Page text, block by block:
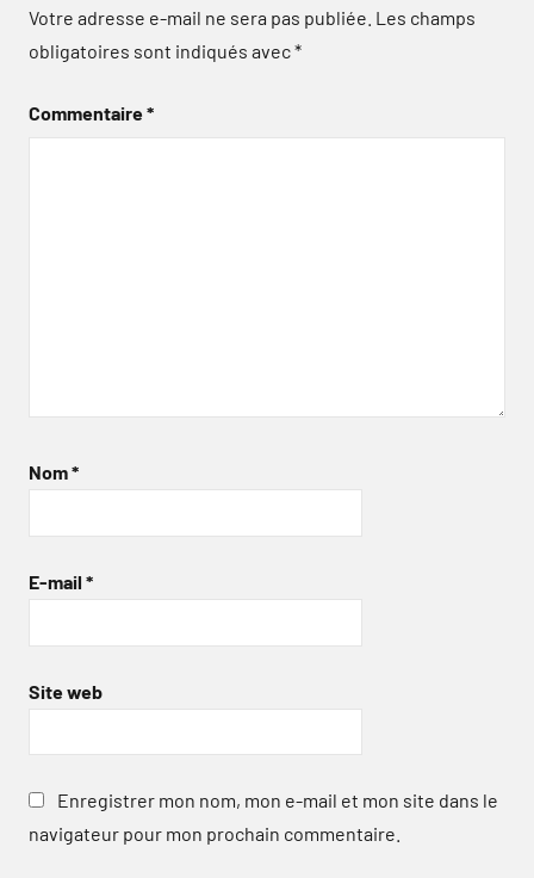
Votre adresse e-mail ne sera pas publiée. Les champs
obligatoires sont indiqués avec*
Commentaire*
Nom*
E-mail *
Site web
Enregistrer mon nom, mon e-mail et mon site dans le
navigateur pour mon prochain commentaire.